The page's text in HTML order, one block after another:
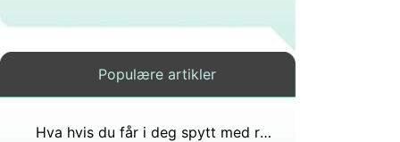
Populære artikler
Hva hvis du får i deg spytt med rabies er det mulig å bli smittet?